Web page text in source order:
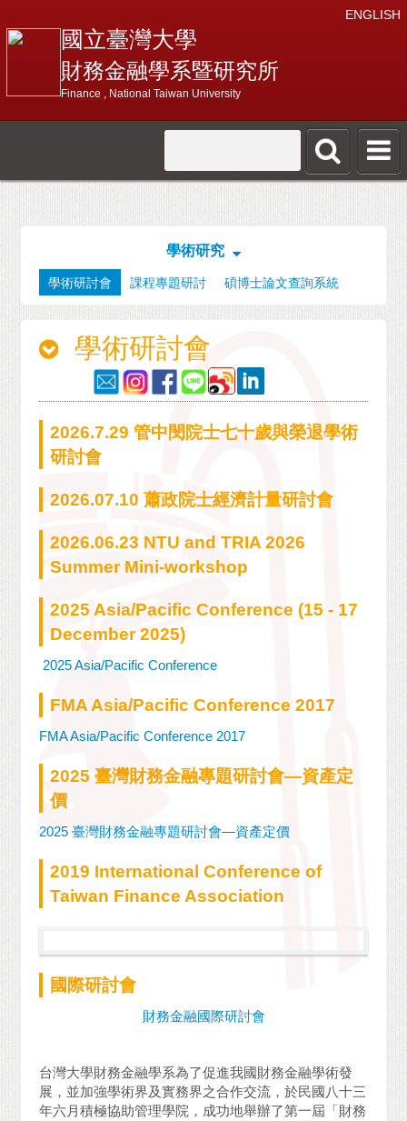
ENGLISH
國立臺灣大學
財務金融學系暨研究所
Finance , National Taiwan University
學術研究
學術研討會 課程專題研討 碩博士論文查詢系統
學術研討會
2026.7.29 管中閔院士七十歲與榮退學術
研討會
2026.07.10 蕭政院士經濟計量研討會
2026.06.23 NTU and TRIA 2026
Summer Mini-workshop
2025 Asia/Pacific Conference (15 - 17
December 2025)
2025 Asia/Pacific Conference
FMA Asia/Pacific Conference 2017
FMA Asia/Pacific Conference 2017
2025 臺灣財務金融專題研討會—資產定
價
2025 臺灣財務金融專題研討會—資產定價
2019 International Conference of
Taiwan Finance Association
國際研討會
財務金融國際研討會
台灣大學財務金融學系為了促進我國財務金融學術發
展，並加強學術界及實務界之合作交流，於民國八十三
年六月積極協助管理學院，成功地舉辦了第一屆「財務